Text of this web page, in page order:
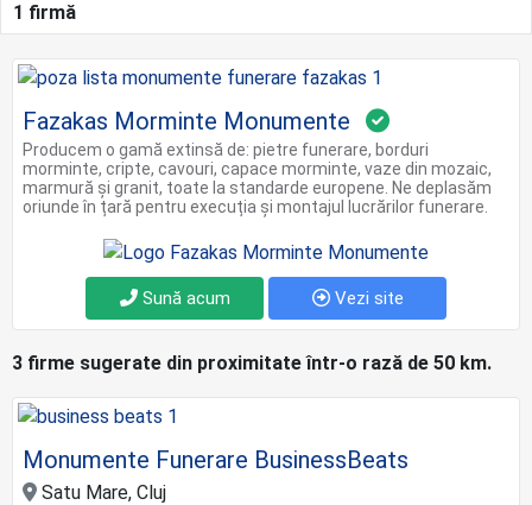
1 firmă
Fazakas Morminte Monumente
Producem o gamă extinsă de: pietre funerare, borduri
morminte, cripte, cavouri, capace morminte, vaze din mozaic,
marmură şi granit, toate la standarde europene. Ne deplasăm
oriunde în țară pentru execuția și montajul lucrărilor funerare.
Sună acum Vezi site
3 firme sugerate din proximitate într-o rază de 50 km.
Monumente Funerare BusinessBeats
Satu Mare, Cluj